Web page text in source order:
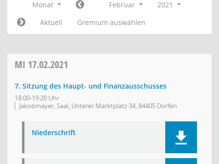
Monat Februar
2021
Aktuell
Gremium auswählen
MI 17.02.2021
7. Sitzung des Haupt- und Finanzausschusses
18:00-19:20 Uhr
Jakobmayer, Saal, Unterer Marktplatz 34, 84405 Dorfen
Niederschrift